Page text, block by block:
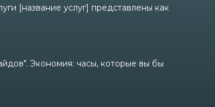
[название услуг] представлены как
Экономия: часы, которые вы бы